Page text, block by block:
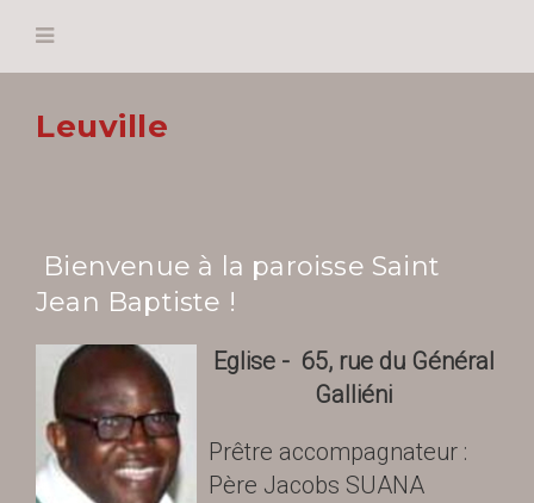
Leuville
Bienvenue à la paroisse Saint
Jean Baptiste !
Eglise - 65, rue du Général
Galliéni
Prêtre accompagnateur :
Père Jacobs SUANA